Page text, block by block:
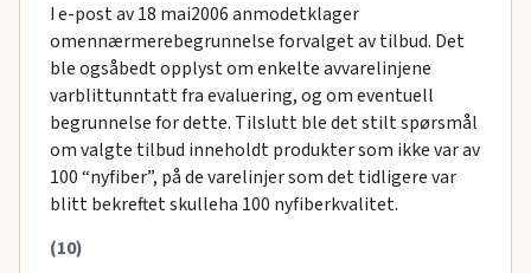
I e-post av 18 mai2006 anmodetklager
omennærmerebegrunnelse forvalget av tilbud. Det
ble ogsåbedt opplyst om enkelte avvarelinjene
varblittunntatt fra evaluering, og om eventuell
begrunnelse for dette. Tilslutt ble det stilt spørsmål
om valgte tilbud inneholdt produkter som ikke var av
100 “nyfiber”, på de varelinjer som det tidligere var
blitt bekreftet skulleha 100 nyfiberkvalitet.
(10)